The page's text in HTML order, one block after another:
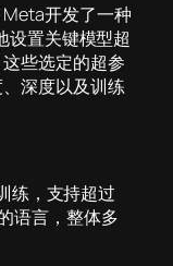
开发了一种
设置关键模型超
些选定的超参
深度以及训练
练，支持超过
语言，整体多